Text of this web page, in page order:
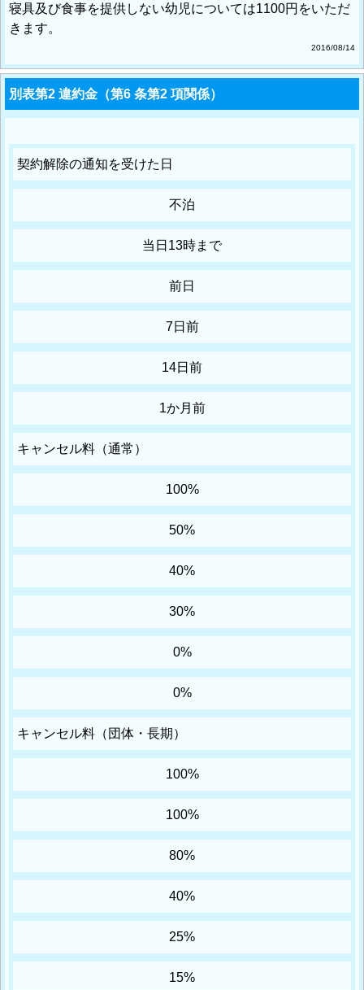
寝具及び食事を提供しない幼児については1100円をいただ
きます。
2016/08/14
別表第2 違約金（第6 条第2 項関係）
契約解除の通知を受けた日
不泊
当日13時まで
前日
7日前
14日前
1か月前
キャンセル料（通常）
100%
50%
40%
30%
0%
0%
キャンセル料（団体・長期）
100%
100%
80%
40%
25%
15%